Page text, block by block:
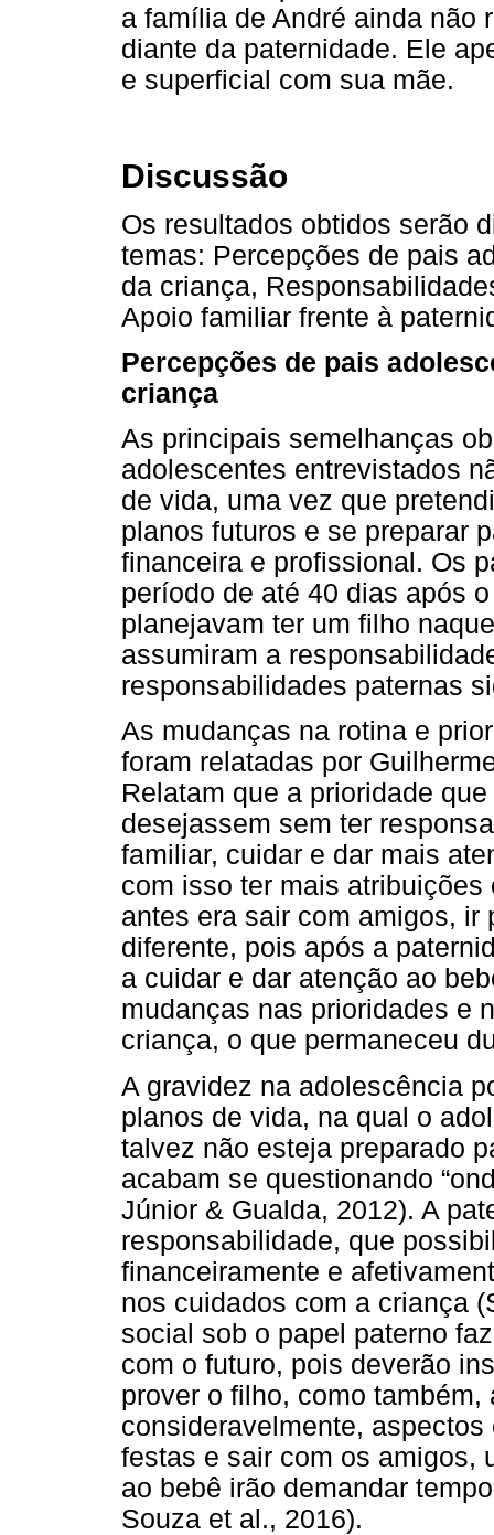
a família de André ainda não
diante da paternidade. Ele
e superficial com sua mãe.
Discussão
Os resultados obtidos serão
temas: Percepções de pais
da criança,
Apoio familiar frente à
Percepções de pais
criança
As principais semelhanças
adolescentes entrevistados
de vida, uma vez que
planos futuros e se preparar
financeira e profissional. Os
período de até 40 dias após
planejavam ter um filho
assumiram a
responsabilidades paternas
As mudanças na rotina e
foram relatadas por
Relatam que a prioridade
desejassem sem ter
familiar, cuidar e dar mais
com isso ter mais
antes era sair com amigos, ir
diferente, pois após a
a cuidar e dar atenção ao
mudanças nas prioridades e
criança, o que permaneceu
A gravidez na adolescência
planos de vida, na qual o
talvez não esteja preparado
acabam se questionando
Júnior & Gualda, 2012). A
responsabilidade, que
financeiramente e
nos cuidados com a criança
social sob o papel paterno
com o futuro, pois deverão
prover o filho, como também,
consideravelmente,
festas e sair com os amigos,
ao bebê irão demandar
Souza et al., 2016).